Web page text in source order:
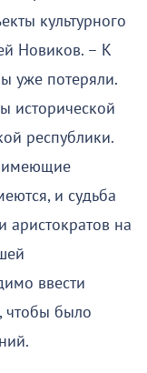
культурного
Новиков. – К
уже потеряли.
исторической
республики.
имеющие
и судьба
аристократов на
ввести
чтобы было